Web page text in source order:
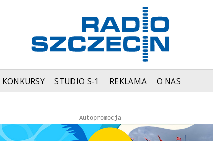
KONKURSY STUDIO S-1 REKLAMA O NAS
Autopromocja
Autopromocja